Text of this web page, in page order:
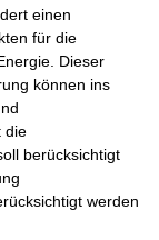
einen
für die
Dieser
können ins
die
berücksichtigt
werden